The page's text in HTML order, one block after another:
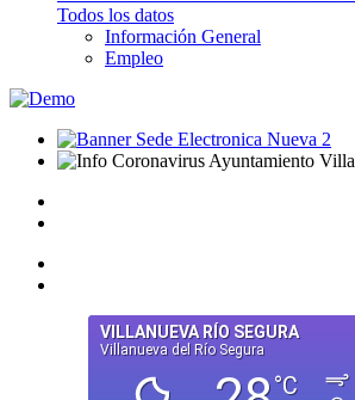
Todos los datos
Información General
Empleo